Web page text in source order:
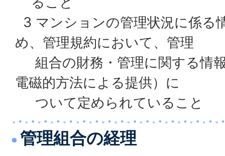
3 マンションの管理状況に係る
め、管理規約において、管理
組合の財務・管理に関する情
電磁的方法による提供）に
ついて定められていること
管理組合の経理